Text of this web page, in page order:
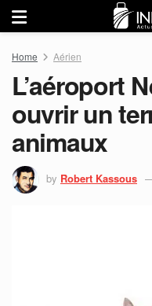
Home Aérien
L’aéroport
ouvrir un
animaux
by Robert Kassous